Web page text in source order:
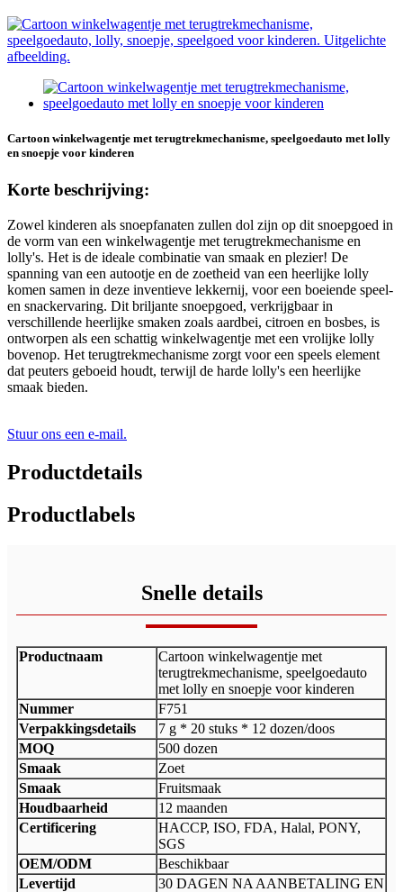
Cartoon winkelwagentje met terugtrekmechanisme, speelgoedauto met lolly
en snoepje voor kinderen
Korte beschrijving:
Zowel kinderen als snoepfanaten zullen dol zijn op dit snoepgoed in
de vorm van een winkelwagentje met terugtrekmechanisme en
lolly's. Het is de ideale combinatie van smaak en plezier! De
spanning van een autootje en de zoetheid van een heerlijke lolly
komen samen in deze inventieve lekkernij, voor een boeiende speel-
en snackervaring. Dit briljante snoepgoed, verkrijgbaar in
verschillende heerlijke smaken zoals aardbei, citroen en bosbes, is
ontworpen als een schattig winkelwagentje met een vrolijke lolly
bovenop. Het terugtrekmechanisme zorgt voor een speels element
dat peuters geboeid houdt, terwijl de harde lolly's een heerlijke
smaak bieden.
Stuur ons een e-mail.
Productdetails
Productlabels
Snelle details
Productnaam
Cartoon winkelwagentje met
terugtrekmechanisme, speelgoedauto
met lolly en snoepje voor kinderen
Nummer
F751
Verpakkingsdetails
7 g * 20 stuks * 12 dozen/doos
MOQ
500 dozen
Smaak
Zoet
Smaak
Fruitsmaak
Houdbaarheid
12 maanden
Certificering
HACCP, ISO, FDA, Halal, PONY,
SGS
OEM/ODM
Beschikbaar
Levertijd
30 DAGEN NA AANBETALING EN